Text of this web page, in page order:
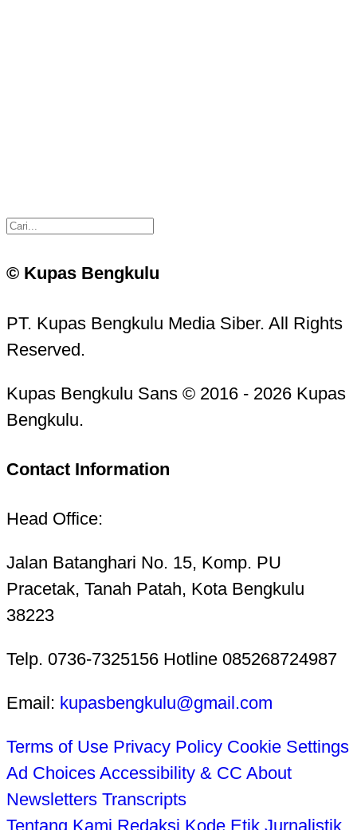
© Kupas Bengkulu
PT. Kupas Bengkulu Media Siber. All Rights
Reserved.
Kupas Bengkulu Sans © 2016 - 2026 Kupas
Bengkulu.
Contact Information
Head Office:
Jalan Batanghari No. 15, Komp. PU
Pracetak, Tanah Patah, Kota Bengkulu
38223
Telp. 0736-7325156 Hotline 085268724987
Email: kupasbengkulu@gmail.com
Terms of Use Privacy Policy Cookie Settings
Ad Choices Accessibility & CC About
Newsletters Transcripts
Tentang Kami Redaksi Kode Etik Jurnalistik